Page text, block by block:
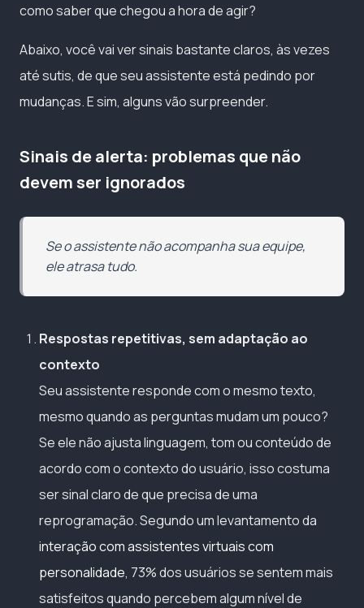
como saber que chegou a hora de agir?
Abaixo, você vai ver sinais bastante claros, às vezes
até sutis, de que seu assistente está pedindo por
mudanças. E sim, alguns vão surpreender.
Sinais de alerta: problemas que não
devem ser ignorados
Se o assistente não acompanha sua equipe,
ele atrasa tudo.
Respostas repetitivas, sem adaptação ao
contexto
Seu assistente responde com o mesmo texto,
mesmo quando as perguntas mudam um pouco?
Se ele não ajusta linguagem, tom ou conteúdo de
acordo com o contexto do usuário, isso costuma
ser sinal claro de que precisa de uma
reprogramação. Segundo um levantamento da
interação com assistentes virtuais com
personalidade, 73% dos usuários se sentem mais
satisfeitos quando percebem algum nível de